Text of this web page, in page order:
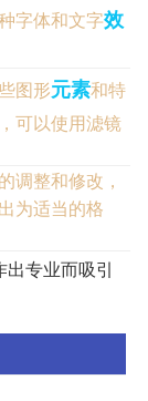
字体和文字效
图形元素和特
可以使用滤镜
调整和修改，
为适当的格
专业而吸引